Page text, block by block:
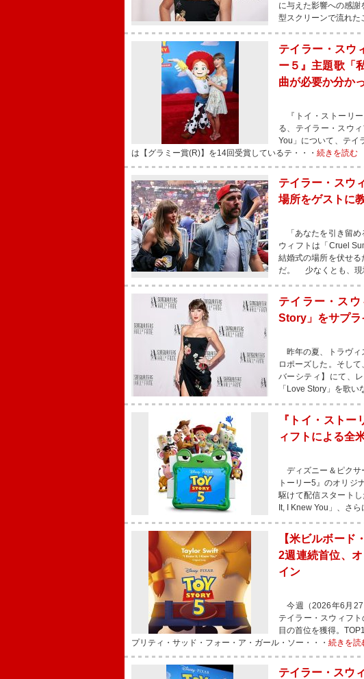
に与えた影響への感
型スクリーンで流れた
テイラー・スウ
ー５』主題歌「
曲が必要か分かっ
『トイ・ストーリー
る、テイラー・スウ
You」について、テ
は【グラミー賞(R)】を14回受賞しているテ・・・ 続きを読む
テイラー・スウ
場所をゲストに
「あなたを引き留め
ウィフトは「Cruel
結婚式の場所を伏せる
だ。 少なくとも、現
テイラー・ス
Story」をサプラ
昨年の夏、トラヴィ
ロポーズした。そし
バーシティ】にて、
「Love Story」を歌い
『トイ・スト
ィフトによる全
ディズニー＆ピクサ
トーリー5』のオリジ
駆けて配信スタート
It, I Knew You」、さ
【米ビルボード
2週連続首位、
イン
今週（2026年6月27
テイラー・スウィフ
目の首位を獲得。
プリティ・サッド・フォー・ア・ガール・ソー・・・ 続きを読
テイラー・スウ